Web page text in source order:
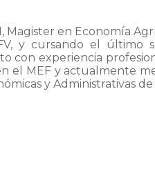
Magister en Economía
y cursando el último
con experiencia
el MEF y actualmente
y Administrativas